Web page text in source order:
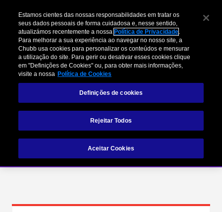
Linhas Financeiras
Estamos cientes das nossas responsabilidades em tratar os
seus dados pessoais de forma cuidadosa e, nesse sentido,
atualizámos recentemente a nossa Política de Privacidade.
Para melhorar a sua experiência ao navegar no nosso site, a
Chubb usa cookies para personalizar os conteúdos e mensurar
a utilização do site. Para gerir ou desativar esses cookies clique
em "Definições de Cookies" ou, para obter mais informações,
visite a nossa Política de Cookies
Definições de cookies
Rejeitar Todos
Aceitar Cookies